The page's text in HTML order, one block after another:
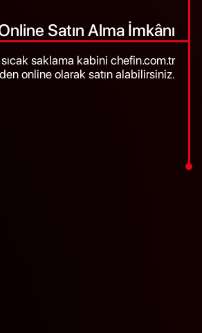
Satın Alma İmkânı
saklama kabini chefin.com.tr
online olarak satın alabilirsiniz.